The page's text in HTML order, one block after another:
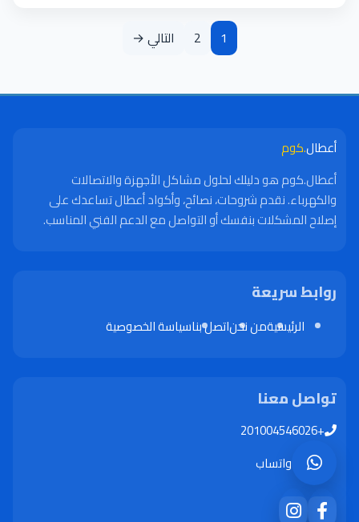
1
2 التالي →
أعطال.كوم
أعطال.كوم هو دليلك لحلول مشاكل الأجهزة والاتصالات
والكهرباء. نقدم شروحات، نصائح، وأكواد أعطال تساعدك على
إصلاح المشكلات بنفسك أو التواصل مع الدعم الفني المناسب.
روابط سريعة
الرئيسيةمن نحناتصل بناسياسة الخصوصية
تواصل معنا
+201004546026
واتساب